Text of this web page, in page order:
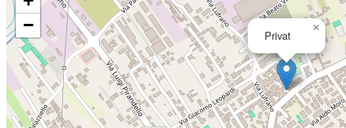
Privat
×
−